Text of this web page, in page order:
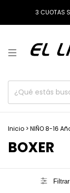
3 CUOTAS
Inicio > NIÑO 8-16
BOXER
Filtrar